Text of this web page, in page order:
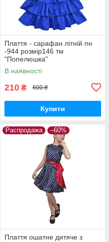
Плаття - сарафан літній пн
-944 розмір146 тм
"Попелюшка"
В наявності
210 ₴ 600 ₴
Купити
Распродажа –60%
Плаття ошатне дитяче з